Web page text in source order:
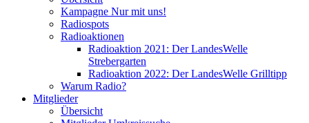
Kampagne Nur mit uns!
Radiospots
Radioaktionen
Radioaktion 2021: Der LandesWelle
Strebergarten
Radioaktion 2022: Der LandesWelle Grilltipp
Warum Radio?
Mitglieder
Übersicht